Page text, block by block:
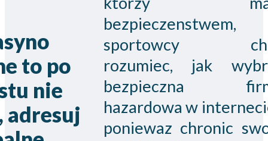
to po
nie
adresuj
bezpieczenstwem,
sportowcy
rozumiec, jak
bezpieczna
hazardowa w
poniewaz chronic